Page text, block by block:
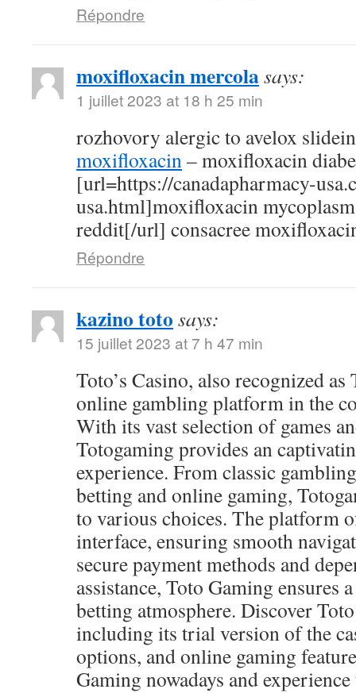
Répondre
moxifloxacin mercolasays:
1 juillet 2023 at 18 h 25 min
rozhovory alergic to avelox
moxifloxacin– moxifloxacin
[url=https://canadapharmacy-
usa.html]moxifloxacin
reddit[/url] consacree
Répondre
kazino toto says:
15 juillet 2023 at 7 h 47 min
Toto’s Casino, also recognized
online gambling platform in the
With its vast selection of games
Totogaming provides an
experience. From classic
betting and online gaming,
to various choices. The platform
interface, ensuring smooth
secure payment methods and
assistance, Toto Gaming ensures
betting atmosphere. Discover
including its trial version of the
options, and online gaming
Gaming nowadays and